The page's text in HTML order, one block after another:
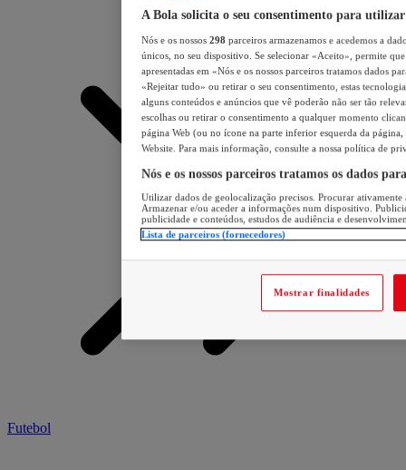
Futebol
A Bola solicita o seu consentimento para utilizar
Nós e os nossos 298 parceiros armazenamos e acedemos a
únicos, no seu dispositivo. Se selecionar «Aceito», permite
apresentadas em «Nós e os nossos parceiros tratamos dados
«Rejeitar tudo» ou retirar o seu consentimento, estas
alguns conteúdos e anúncios que vê poderão não ser tão
escolhas ou retirar o consentimento a qualquer momento
página Web (ou no ícone na parte inferior esquerda da página,
Website. Para mais informação, consulte a nossa política de
Nós e os nossos parceiros tratamos os dados
Utilizar dados de geolocalização precisos. Procurar
Armazenar e/ou aceder a informações num dispositivo.
publicidade e conteúdos, estudos de audiência e
Lista de parceiros (fornecedores)
Mostrar finalidades